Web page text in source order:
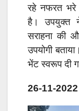
रहे नफरत भरे
है। उपयुक्त
सराहना की
उपयोगी
भेंट स्वरूप दी
26-11-2022